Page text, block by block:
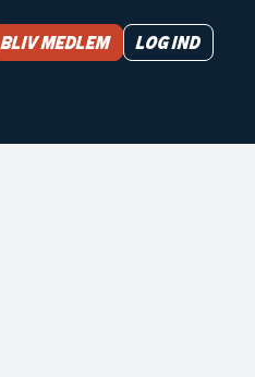
Bliv medlem Log ind